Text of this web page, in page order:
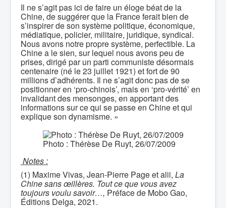
Il ne s’agit pas ici de faire un éloge béat de la
Chine, de suggérer que la France ferait bien de
s’inspirer de son système politique, économique,
médiatique, policier, militaire, juridique, syndical.
Nous avons notre propre système, perfectible. La
Chine a le sien, sur lequel nous avons peu de
prises, dirigé par un parti communiste désormais
centenaire (né le 23 juillet 1921) et fort de 90
millions d’adhérents. Il ne s’agit donc pas de se
positionner en ‘pro-chinois’, mais en ‘pro-vérité’ en
invalidant des mensonges, en apportant des
informations sur ce qui se passe en Chine et qui
explique son dynamisme. »
Photo : Thérèse De Ruyt, 26/07/2009
Notes :
(1) Maxime Vivas, Jean-Pierre Page et alii, La
Chine sans œillères. Tout ce que vous avez
toujours voulu savoir…, Préface de Mobo Gao,
Éditions Delga, 2021.